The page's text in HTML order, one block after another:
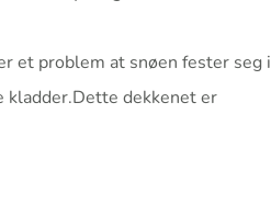
et problem at snøen fester seg i
kladder.Dette dekkenet er